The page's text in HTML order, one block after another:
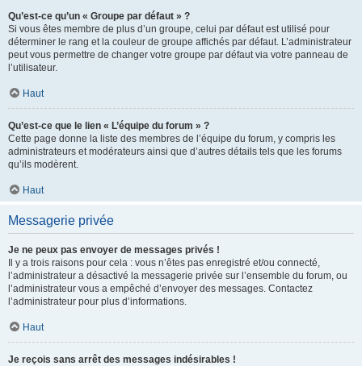
Qu’est-ce qu’un « Groupe par défaut » ?
Si vous êtes membre de plus d’un groupe, celui par défaut est utilisé pour
déterminer le rang et la couleur de groupe affichés par défaut. L’administrateur
peut vous permettre de changer votre groupe par défaut via votre panneau de
l’utilisateur.
Haut
Qu’est-ce que le lien « L’équipe du forum » ?
Cette page donne la liste des membres de l’équipe du forum, y compris les
administrateurs et modérateurs ainsi que d’autres détails tels que les forums
qu’ils modèrent.
Haut
Messagerie privée
Je ne peux pas envoyer de messages privés !
Il y a trois raisons pour cela : vous n’êtes pas enregistré et/ou connecté,
l’administrateur a désactivé la messagerie privée sur l’ensemble du forum, ou
l’administrateur vous a empêché d’envoyer des messages. Contactez
l’administrateur pour plus d’informations.
Haut
Je reçois sans arrêt des messages indésirables !